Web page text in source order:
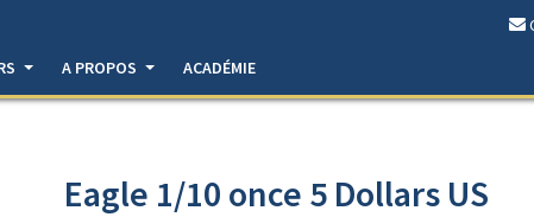
A PROPOS ACADÉMIE
Eagle 1/10 once 5 Dollars US